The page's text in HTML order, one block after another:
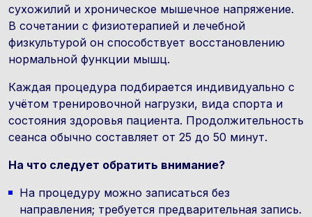
сухожилий и хроническое мышечное напряжение.
В сочетании с физиотерапией и лечебной
физкультурой он способствует восстановлению
нормальной функции мышц.
Каждая процедура подбирается индивидуально с
учётом тренировочной нагрузки, вида спорта и
состояния здоровья пациента. Продолжительность
сеанса обычно составляет от 25 до 50 минут.
На что следует обратить внимание?
На процедуру можно записаться без
направления; требуется предварительная запись.